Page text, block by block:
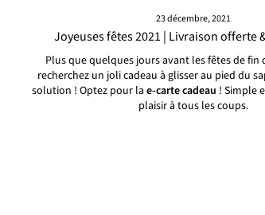
23 décembre, 2021
Joyeuses fêtes 2021 | Livraison offerte
Plus que quelques jours avant les fêtes de fin
recherchez un joli cadeau à glisser au pied du
solution ! Optez pour lae-carte cadeau ! Simple
plaisir à tous les coups.